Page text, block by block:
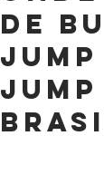
de
Jump